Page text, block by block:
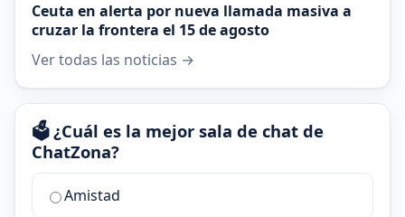
Ceuta en alerta por nueva llamada masiva a
cruzar la frontera el 15 de agosto
Ver todas las noticias →
🗳️ ¿Cuál es la mejor sala de chat de
ChatZona?
¿Cuál
Amistad